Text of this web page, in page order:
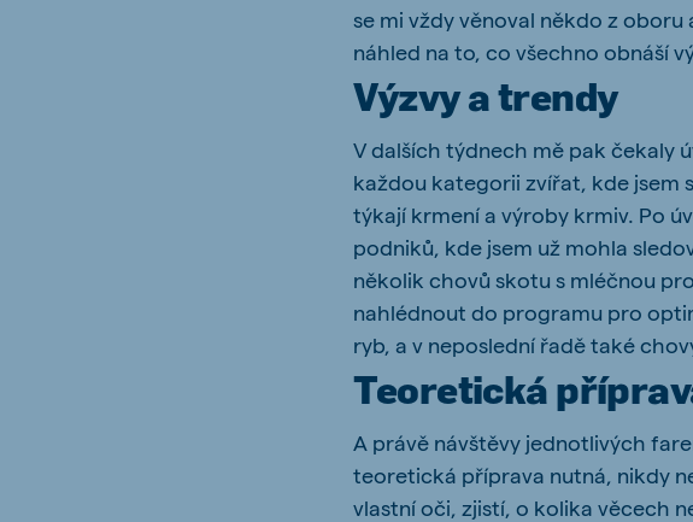
se mi vždy věnoval někdo z oboru
náhled na to, co všechno obnáší
Výzvy a trendy
V dalších týdnech mě pak čekaly
každou kategorii zvířat, kde jsem
týkají krmení a výroby krmiv. Po
podniků, kde jsem už mohla
několik chovů skotu s mléčnou
nahlédnout do programu pro
ryb, a v neposlední řadě také
Teoretická
A právě návštěvy jednotlivých
teoretická příprava nutná, nikdy
vlastní oči, zjistí, o kolika věcech